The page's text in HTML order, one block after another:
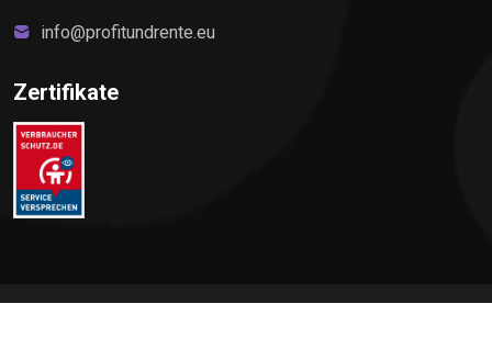
info@profitundrente.eu
Zertifikate